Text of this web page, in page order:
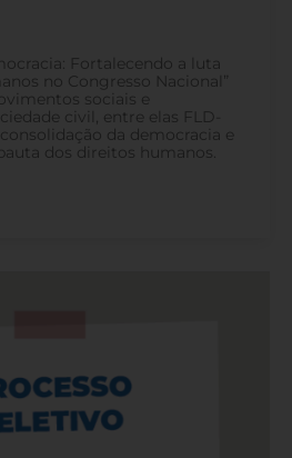
Fortalecendo a luta
no Congresso Nacional”
sociais e
civil, entre elas FLD-
da democracia e
dos direitos humanos.